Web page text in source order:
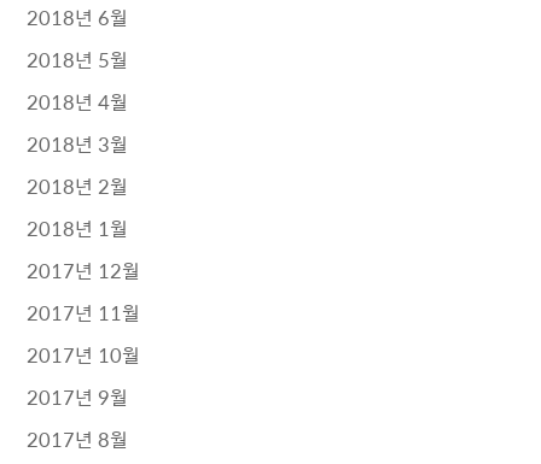
2018년 6월
2018년 5월
2018년 4월
2018년 3월
2018년 2월
2018년 1월
2017년 12월
2017년 11월
2017년 10월
2017년 9월
2017년 8월